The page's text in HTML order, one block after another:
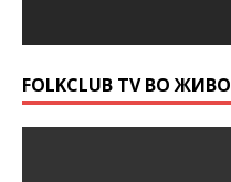
FOLKCLUB TV ВО ЖИВО